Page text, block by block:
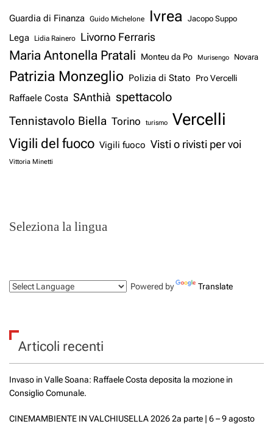
Guardia di Finanza Guido Michelone Ivrea Jacopo Suppo
Lega Lidia Rainero Livorno Ferraris
Maria Antonella Pratali Monteu da Po Murisengo Novara
Patrizia Monzeglio Polizia di Stato Pro Vercelli
Raffaele Costa SAnthià spettacolo
Tennistavolo Biella Torino turismo Vercelli
Vigili del fuoco Vigili fuoco Visti o rivisti per voi
Vittoria Minetti
Seleziona la lingua
Powered by Translate
Articoli recenti
Invaso in Valle Soana: Raffaele Costa deposita la mozione in
Consiglio Comunale.
CINEMAMBIENTE IN VALCHIUSELLA 2026 2a parte | 6 – 9 agosto